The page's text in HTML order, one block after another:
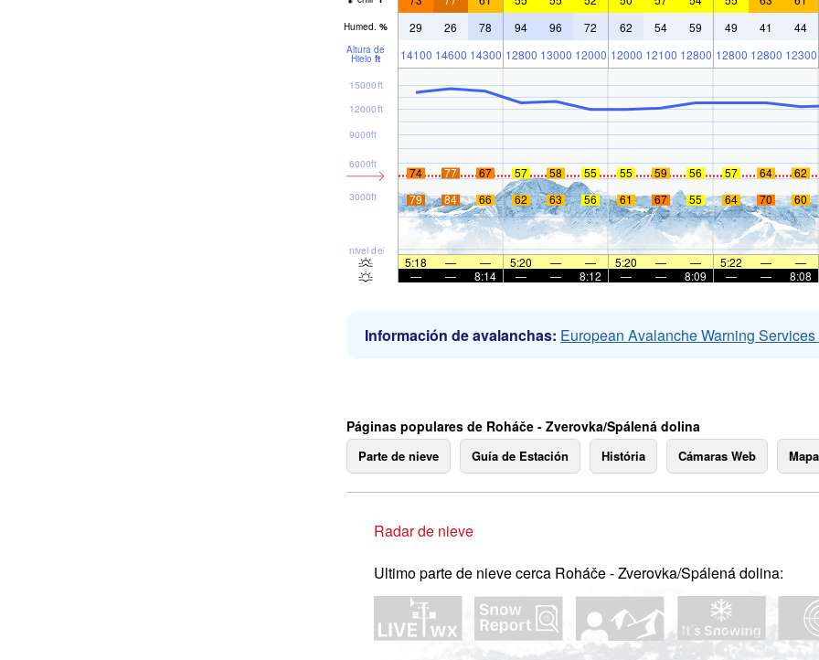
Humed. % 29 26 78 94 96 72 62 54 59 49 41 44
Altura de
Hielo ft 14100 14600 14300 12800 13000 12000 12000 12100 12800 12800 12800 12300
nivel del mar
3000ft
6000ft
9000ft
12000ft
15000ft
74 77 67 57 58 55 55 59 56 57 64 62
79
84 66 62 63 56 61 67 55 64 70 60
5:18 — — 5:20 — — 5:20 — — 5:22 — —
—
— 8:14 — — 8:12 — — 8:09 — — 8:08
Información de avalanchas: European Avalanche Warning Services
Páginas populares de Roháče - Zverovka/Spálená dolina
Parte de nieve Guía de Estación História Cámaras Web
Radar de nieve
Ultimo parte de nieve cerca Roháče - Zverovka/Spálená dolina: